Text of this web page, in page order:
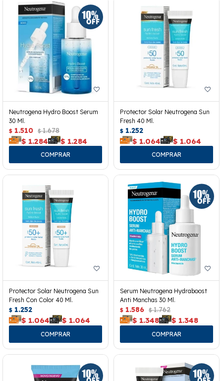
Neutrogena Hydro Boost Serum
30 Ml.
$ 1.510 $ 1.678
$ 1.284 $ 1.284
Protector Solar Neutrogena Sun
Fresh 40 Ml.
$ 1.252
$ 1.064 $ 1.064
Protector Solar Neutrogena Sun
Fresh Con Color 40 Ml.
$ 1.252
$ 1.064 $ 1.064
Serum Neutrogena Hydraboost
Anti Manchas 30 Ml.
$ 1.586 $ 1.762
$ 1.348 $ 1.348